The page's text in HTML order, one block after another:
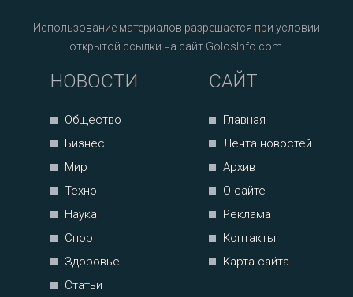
Использование материалов разрешается при условии
открытой ссылки на сайт GolosInfo.com.
НОВОСТИ
Общество
Бизнес
Мир
Техно
Наука
Спорт
Здоровье
Статьи
САЙТ
Главная
Лента новостей
Архив
О сайте
Реклама
Контакты
Карта сайта